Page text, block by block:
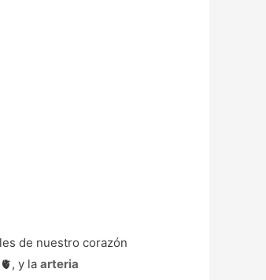
de nuestro corazón
y laarteria